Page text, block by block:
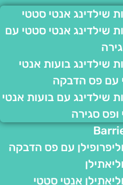
שילדינג אנטי סטטי
שילדינג אנטי סטטי עם
שילדינג בועות אנטי
פס הדבקה
שילדינג עם בועות אנטי
סגירה
עם פס הדבקה
אנטי סטטי